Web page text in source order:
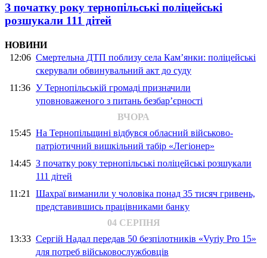
З початку року тернопільські поліцейські
розшукали 111 дітей
НОВИНИ
12:06 Смертельна ДТП поблизу села Кам’янки: поліцейські
скерували обвинувальний акт до суду
11:36 У Тернопільській громаді призначили
уповноваженого з питань безбар’єрності
ВЧОРА
15:45 На Тернопільщині відбувся обласний військово-
патріотичний вишкільний табір «Легіонер»
14:45 З початку року тернопільські поліцейські розшукали
111 дітей
11:21 Шахраї виманили у чоловіка понад 35 тисяч гривень,
представившись працівниками банку
04 СЕРПНЯ
13:33 Сергій Надал передав 50 безпілотників «Vyriy Pro 15»
для потреб військовослужбовців